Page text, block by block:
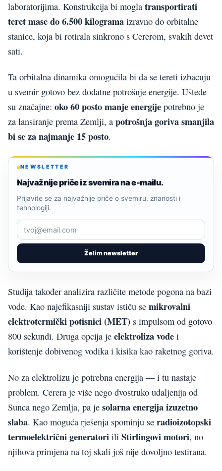
laboratorijima. Konstrukcija bi mogla transportirati
teret mase do 6.500 kilograma izravno do orbitalne
stanice, koja bi rotirala sinkrono s Cererom, svakih devet
sati.
Ta orbitalna dinamika omogućila bi da se tereti izbacuju
u svemir gotovo bez dodatne potrošnje energije. Uštede
su značajne: oko 60 posto manje energije potrebno je
za lansiranje prema Zemlji, a potrošnja goriva smanjila
bi se za najmanje 15 posto.
NEWSLETTER
Najvažnije priče iz svemira na e-mailu.
Želim newsletter
Prijavite se za najvažnije priče o svemiru, znanosti i
tehnologiji.
Studija također analizira različite metode pogona na bazi
vode. Kao najefikasniji sustav ističu se mikrovalni
elektrotermički potisnici (MET) s impulsom od gotovo
800 sekundi. Druga opcija je elektroliza vode i
korištenje dobivenog vodika i kisika kao raketnog goriva.
No za elektrolizu je potrebna energija — i tu nastaje
problem. Cerera je više nego dvostruko udaljenija od
Sunca nego Zemlja, pa je solarna energija izuzetno
slaba. Kao moguća rješenja spominju se radioizotopski
termoelektrični generatori ili Stirlingovi motori, no
njihova primjena na toj skali još nije dovoljno testirana.